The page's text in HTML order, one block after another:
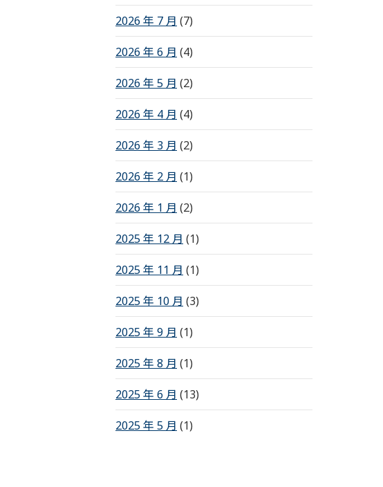
2026 年 7 月 (7)
2026 年 6 月 (4)
2026 年 5 月 (2)
2026 年 4 月 (4)
2026 年 3 月 (2)
2026 年 2 月 (1)
2026 年 1 月 (2)
2025 年 12 月 (1)
2025 年 11 月 (1)
2025 年 10 月 (3)
2025 年 9 月 (1)
2025 年 8 月 (1)
2025 年 6 月 (13)
2025 年 5 月 (1)